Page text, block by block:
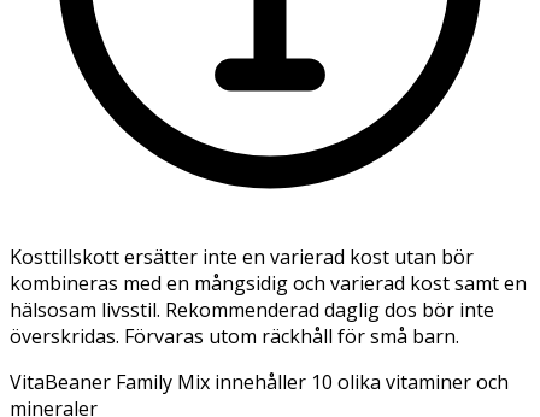
Kosttillskott ersätter inte en varierad kost utan bör
kombineras med en mångsidig och varierad kost samt en
hälsosam livsstil. Rekommenderad daglig dos bör inte
överskridas. Förvaras utom räckhåll för små barn.
VitaBeaner Family Mix innehåller 10 olika vitaminer och
mineraler